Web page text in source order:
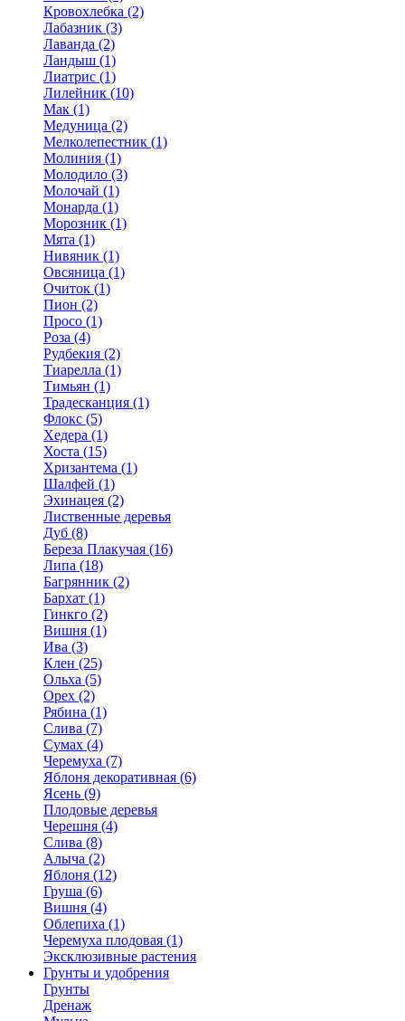
Кровохлебка (2)
Лабазник (3)
Лаванда (2)
Ландыш (1)
Лиатрис (1)
Лилейник (10)
Мак (1)
Медуница (2)
Мелколепестник (1)
Молиния (1)
Молодило (3)
Молочай (1)
Монарда (1)
Морозник (1)
Мята (1)
Нивяник (1)
Овсяница (1)
Очиток (1)
Пион (2)
Просо (1)
Роза (4)
Рудбекия (2)
Тиарелла (1)
Тимьян (1)
Традесканция (1)
Флокс (5)
Хедера (1)
Хоста (15)
Хризантема (1)
Шалфей (1)
Эхинацея (2)
Лиственные деревья
Дуб (8)
Береза Плакучая (16)
Липа (18)
Багрянник (2)
Бархат (1)
Гинкго (2)
Вишня (1)
Ива (3)
Клен (25)
Ольха (5)
Орех (2)
Рябина (1)
Слива (7)
Сумах (4)
Черемуха (7)
Яблоня декоративная (6)
Ясень (9)
Плодовые деревья
Черешня (4)
Слива (8)
Алыча (2)
Яблоня (12)
Груша (6)
Вишня (4)
Облепиха (1)
Черемуха плодовая (1)
Эксклюзивные растения
Грунты и удобрения
Грунты
Дренаж